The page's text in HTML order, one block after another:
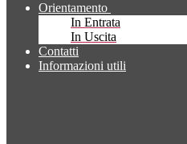
Orientamento
In Entrata
In Uscita
Contatti
Informazioni utili